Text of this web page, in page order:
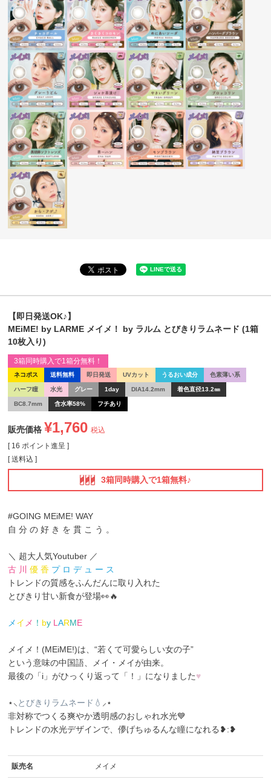
【即日発送OK♪】
MEiME! by LARME メイメ！ by ラルム とびきりラムネード (1箱
10枚入り)
ネコポス 送料無料 即日発送 UVカット うるおい成分 色素薄い系
ハーフ瞳 水光 グレー 1day DIA14.2mm 着色直径13.2㎜
BC8.7mm 含水率58% フチあり
3箱同時購入で1箱分無料！
販売価格 ¥1,760 税込
[ 16 ポイント進呈 ]
送料込
3箱同時購入で1箱無料♪
#GOING MEiME! WAY
自 分 の 好 き を 貫 こ う 。
＼ 超大人気Youtuber ／
古 川
優 香 プ ロ デ ュ ー ス
トレンドの質感をふんだんに取り入れた
とびきり甘い新食が登場👀🔥
メイ メ ！ by L ARME
メイメ！(MEiME!)は、“若くて可愛らしい女の子”
という意味の中国語、メイ・メイが由来。
最後の「i」がひっくり返って「！」になりました♥
⋆⸜ とびきりラムネード💧 ⸝⋆
非対称でつくる爽やか透明感のおしゃれ水光💙
トレンドの水光デザインで、儚げちゅるんな瞳になれる❥︎:❥︎
販売名 メイメ